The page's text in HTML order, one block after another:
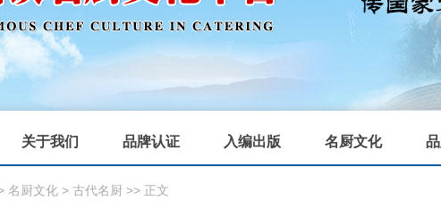
关于我们 品牌认证 入编出版 名厨文化
名厨文化 > 古代名厨 >> 正文